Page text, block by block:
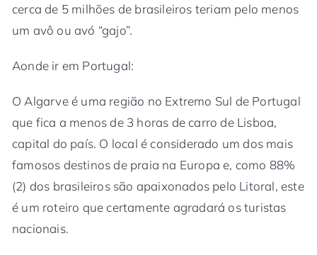
cerca de 5 milhões de brasileiros teriam pelo menos
um avô ou avó “gajo”.
Aonde ir em Portugal:
O Algarve é uma região no Extremo Sul de Portugal
que fica a menos de 3 horas de carro de Lisboa,
capital do país. O local é considerado um dos mais
famosos destinos de praia na Europa e, como 88%
(2) dos brasileiros são apaixonados pelo Litoral, este
é um roteiro que certamente agradará os turistas
nacionais.